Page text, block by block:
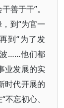
善于干”。
到“为官一
到“为了发
波……他们都
业发展的实
时代开展的
忘初心、